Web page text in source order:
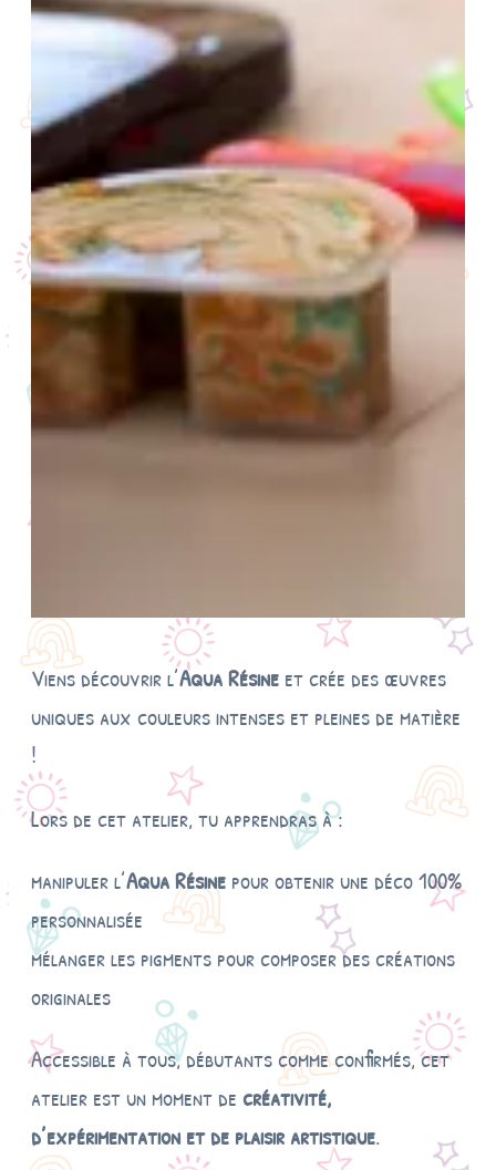
Viens découvrir l’Aqua Résine et crée des œuvres
uniques aux couleurs intenses et pleines de matière
!
Lors de cet atelier, tu apprendras à :
manipuler l’Aqua Résine pour obtenir une déco 100%
personnalisée
mélanger les pigments pour composer des créations
originales
Accessible à tous, débutants comme confirmés, cet
atelier est un moment de créativité,
d’expérimentation et de plaisir artistique.